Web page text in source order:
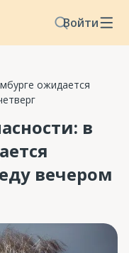
Войти
ожидается
в
вечером